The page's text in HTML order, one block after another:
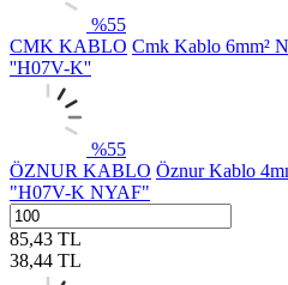
%55
CMK KABLO Cmk Kablo 6mm²
''H07V-K''
%55
ÖZNUR KABLO Öznur Kablo
"H07V-K NYAF"
85,43 TL
38,44 TL